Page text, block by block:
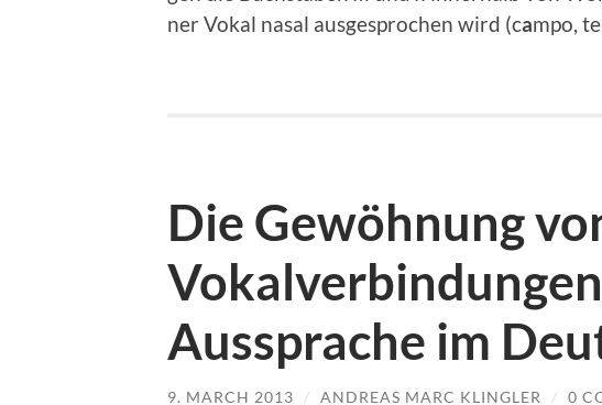
ner Vokal nasal aus­ge­spro­chen wird (campo, te
Die Gewöhnung
Aussprache im
9. MARCH 2013 / ANDREAS MARC KLINGLER / 0